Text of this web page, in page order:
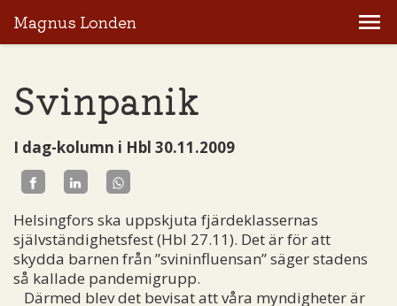
Magnus Londen
Svinpanik
I dag-kolumn i Hbl 30.11.2009
Helsingfors ska uppskjuta fjärdeklassernas
självständighetsfest (Hbl 27.11). Det är för att
skydda barnen från ”svininfluensan” säger stadens
så kallade pandemigrupp.
Därmed blev det bevisat att våra myndigheter är